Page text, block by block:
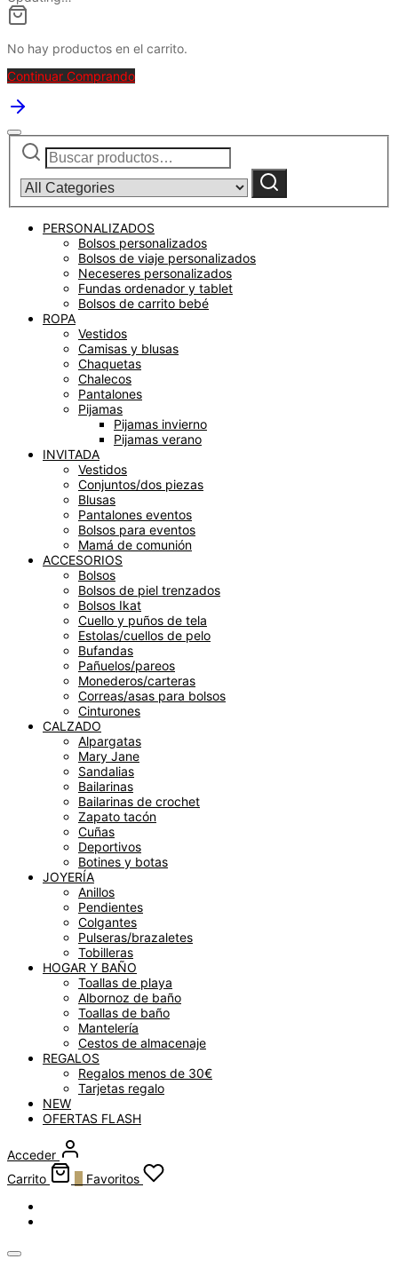
No hay productos en el carrito.
Continuar Comprando
Buscar
por:
category:
Buscar
PERSONALIZADOS
Bolsos personalizados
Bolsos de viaje personalizados
Neceseres personalizados
Fundas ordenador y tablet
Bolsos de carrito bebé
ROPA
Vestidos
Camisas y blusas
Chaquetas
Chalecos
Pantalones
Pijamas
Pijamas invierno
Pijamas verano
INVITADA
Vestidos
Conjuntos/dos piezas
Blusas
Pantalones eventos
Bolsos para eventos
Mamá de comunión
ACCESORIOS
Bolsos
Bolsos de piel trenzados
Bolsos Ikat
Cuello y puños de tela
Estolas/cuellos de pelo
Bufandas
Pañuelos/pareos
Monederos/carteras
Correas/asas para bolsos
Cinturones
CALZADO
Alpargatas
Mary Jane
Sandalias
Bailarinas
Bailarinas de crochet
Zapato tacón
Cuñas
Deportivos
Botines y botas
JOYERÍA
Anillos
Pendientes
Colgantes
Pulseras/brazaletes
Tobilleras
HOGAR Y BAÑO
Toallas de playa
Albornoz de baño
Toallas de baño
Mantelería
Cestos de almacenaje
REGALOS
Regalos menos de 30€
Tarjetas regalo
NEW
OFERTAS FLASH
Acceder
Carrito
Favoritos